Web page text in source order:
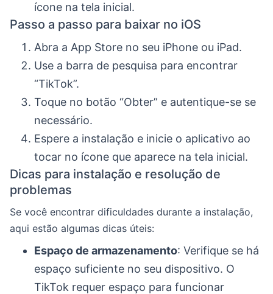
ícone na tela inicial.
Passo a passo para baixar no iOS
Abra a App Store no seu iPhone ou iPad.
Use a barra de pesquisa para encontrar
“TikTok”.
Toque no botão “Obter” e autentique-se se
necessário.
Espere a instalação e inicie o aplicativo ao
tocar no ícone que aparece na tela inicial.
Dicas para instalação e resolução de
problemas
Se você encontrar dificuldades durante a instalação,
aqui estão algumas dicas úteis:
Espaço de armazenamento: Verifique se há
espaço suficiente no seu dispositivo. O
TikTok requer espaço para funcionar